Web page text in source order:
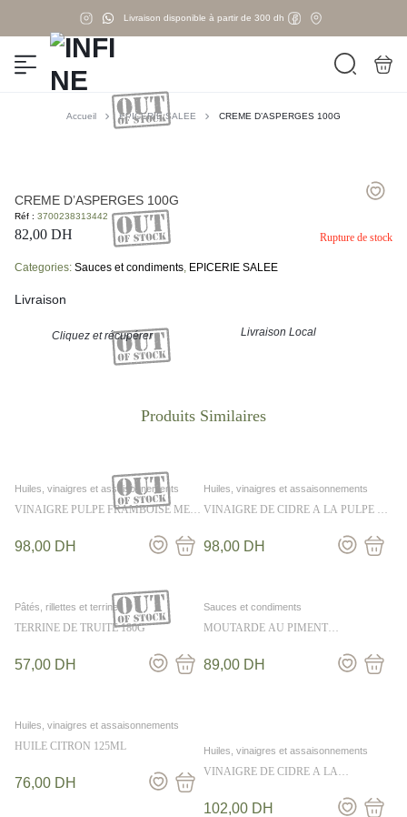
Livraison disponible à partir de 300 dh
Accueil EPICERIE SALEE CREME D’ASPERGES 100G
CREME D’ASPERGES 100G
Réf : 3700238313442
82,00 DH Rupture de stock
Categories: Sauces et condiments, EPICERIE SALEE
Livraison
Cliquez et récupérer Livraison Local
Huiles, vinaigres et assaisonnements
VINAIGRE PULPE FRAMBOISE MES
98,00 DH
Huiles, vinaigres et assaisonnements
VINAIGRE DE CIDRE A LA PULPE DE
98,00 DH
Pâtés, rillettes et terrines
TERRINE DE TRUITE 180G
57,00 DH
Sauces et condiments
MOUTARDE AU PIMENT
89,00 DH
Huiles, vinaigres et assaisonnements
HUILE CITRON 125ML
76,00 DH
Huiles, vinaigres et assaisonnements
VINAIGRE DE CIDRE A LA
102,00 DH